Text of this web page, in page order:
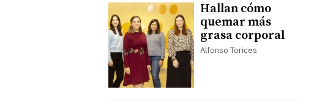
Hallan cómo
quemar más
grasa corporal
Alfonso Torices